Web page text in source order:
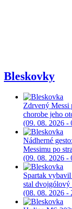
Bleskovky
Zdrvený Messi
chorobe jeho
(09. 08. 2026 -
Nádherné
Messimu po
(09. 08. 2026 -
Spartak
stal
(08. 08. 2026 -